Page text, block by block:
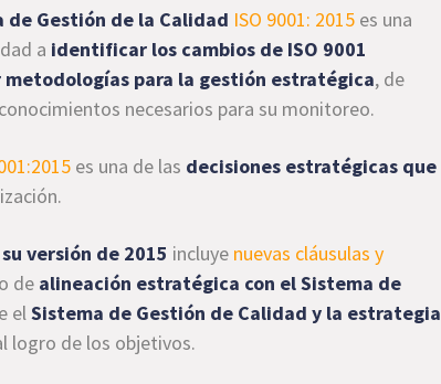
Gestión de la Calidad ISO 9001: 2015 es una
a identificar los cambios de ISO 9001
metodologías para la gestión estratégica, de
necesarios para su monitoreo.
es una de las decisiones estratégicas que
versión de 2015 incluye nuevas cláusulas y
de alineación estratégica con el Sistema de
elSistema de Gestión de Calidad y la estrategia
logro de los objetivos.